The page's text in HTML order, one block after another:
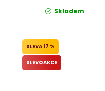
Skladem
17 %
SLEVOAKCE